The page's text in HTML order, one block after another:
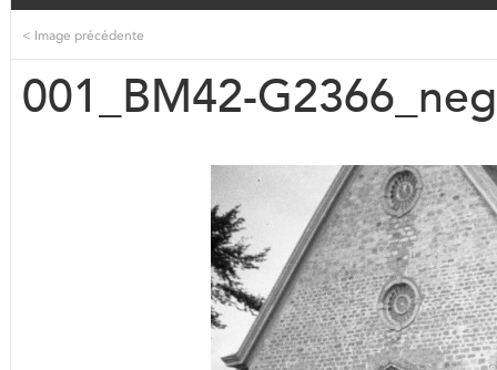
< Image précédente
001_BM42-